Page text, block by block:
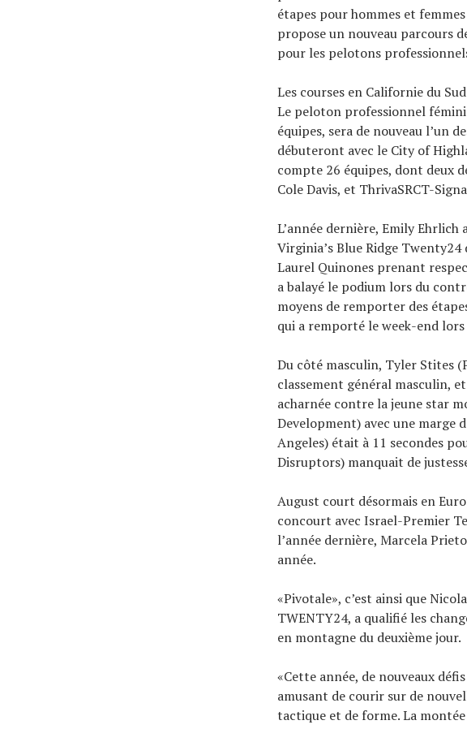
étapes pour hommes et
propose un nouveau parcours
pour les pelotons
Les courses en Californie du
Le peloton professionnel
équipes, sera de nouveau l’un
débuteront avec le City of
compte 26 équipes, dont deux
Cole Davis, et ThrivaSRCT-
L’année dernière, Emily
Virginia’s Blue Ridge
Laurel Quinones prenant
a balayé le podium lors du
moyens de remporter des
qui a remporté le week-end
Du côté masculin, Tyler Stites
classement général masculin,
acharnée contre la jeune star
Development) avec une marge
Angeles) était à 11 secondes
Disruptors) manquait de
August court désormais en
concourt avec Israel-Premier
l’année dernière, Marcela
année.
«Pivotale», c’est ainsi que
TWENTY24, a qualifié les
en montagne du deuxième jour.
«Cette année, de nouveaux
amusant de courir sur de
tactique et de forme. La